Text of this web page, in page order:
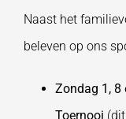
Naast het
beleven op ons
Zondag 1, 8
Toernooi